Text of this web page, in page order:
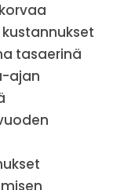
tasaerinä
ajan